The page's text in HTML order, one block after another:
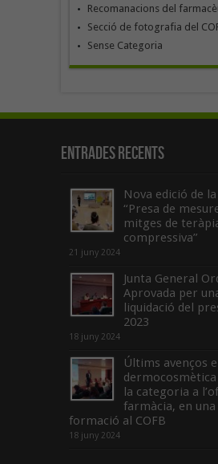
Recomanacions del
Secció de fotografia del
Sense Categoria
Entrades recents
Nova edició de
“Presa de
mitges de
compressiva”
21 juny 2024
Junta General
Aprovada per
liquidació del
2023
18 juny 2024
Últims avenços
la categoria a
farmàcia, en una
formació al COFB
18 juny 2024